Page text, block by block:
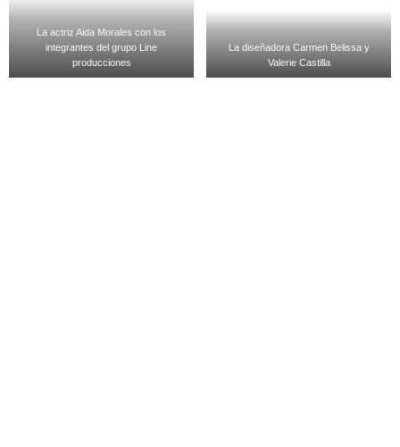
La actriz Aida Morales con los
integrantes del grupo Line
producciones
La diseñadora Carmen Belissa y
Valerie Castilla